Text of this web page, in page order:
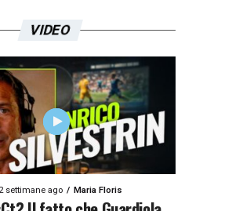
VIDEO
2 settimane ago Maria Floris